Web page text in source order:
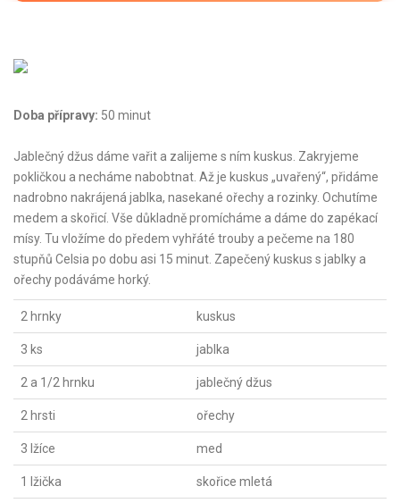
Doba přípravy: 50 minut
Jablečný džus dáme vařit a zalijeme s ním kuskus. Zakryjeme
pokličkou a necháme nabobtnat. Až je kuskus „uvařený“, přidáme
nadrobno nakrájená jablka, nasekané ořechy a rozinky. Ochutíme
medem a skořicí. Vše důkladně promícháme a dáme do zapékací
mísy. Tu vložíme do předem vyhřáté trouby a pečeme na 180
stupňů Celsia po dobu asi 15 minut. Zapečený kuskus s jablky a
ořechy podáváme horký.
2 hrnky kuskus
3 ks jablka
2 a 1/2 hrnku jablečný džus
2 hrsti ořechy
3 lžíce med
1 lžička skořice mletá